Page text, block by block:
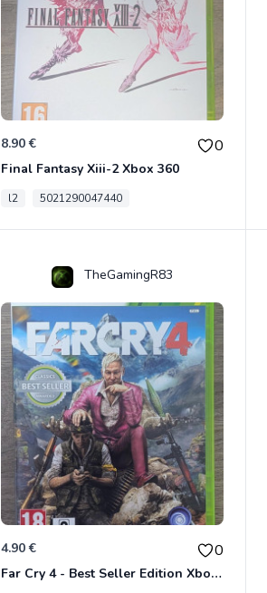
8.90 € 0
Final Fantasy Xiii-2 Xbox 360
l2 5021290047440
TheGamingR83
4.90 € 0
Far Cry 4 - Best Seller Edition Xbox 360